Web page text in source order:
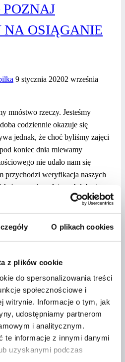
O plikach cookies
z plików cookie
do spersonalizowania treści
społecznościowe i
witrynie. Informacje o tym, jak
udostępniamy partnerom
i analitycznym.
te informacje z innymi danymi
uzyskanymi podczas
NA OSIĄGANIE
9 stycznia 20202 września
mnóstwo rzeczy. Jesteśmy
codziennie okazuje się
jednak, że choć byliśmy zajęci
koniec dnia miewamy
nie udało nam się
przychodzi weryfikacja naszych
– zadowalających lub nie.
swoim czasem, aby nie mieć
nam przez palce? W jaki sposób
się ze swoich
SMART,
zasada
Pareto,
filozofia
KAIZEN
sposoby